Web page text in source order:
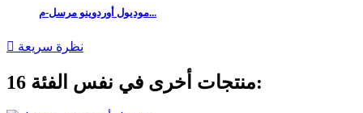
موديول أوردوينو مرسل-م...
 نظرة سريعة
16 منتجات أخرى في نفس الفئة: